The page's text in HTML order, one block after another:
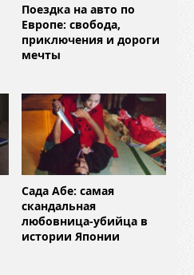
Поездка на авто по
Европе: свобода,
приключения и дороги
мечты
Сада Абе: самая
скандальная
любовница-убийца в
истории Японии